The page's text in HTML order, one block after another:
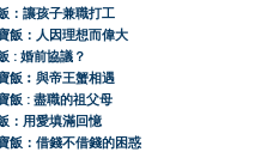
r
：讓孩子兼職打工
飯：人因理想而偉大
: 婚前協議？
飯︰與帝王蟹相遇
飯 : 盡職的祖父母
：用愛填滿回憶
飯：借錢不借錢的困惑